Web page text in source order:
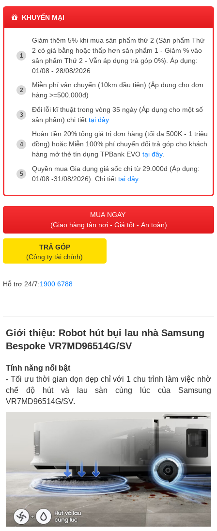
KHUYẾN MẠI
Giảm thêm 5% khi mua sản phẩm thứ 2 (Sản phẩm Thứ
2 có giá bằng hoặc thấp hơn sản phẩm 1 - Giảm % vào
sản phẩm Thứ 2 - Vẫn áp dụng trả góp 0%). Áp dụng:
01/08 - 28/08/2026
Miễn phí vận chuyển (10km đầu tiên) (Áp dụng cho đơn
hàng >=500.000đ)
Đổi lỗi kĩ thuật trong vòng 35 ngày (Áp dụng cho một số
sản phẩm) chi tiết tại đây
Hoàn tiền 20% tổng giá trị đơn hàng (tối đa 500K - 1 triệu
đồng) hoặc Miễn 100% phí chuyển đổi trả góp cho khách
hàng mở thẻ tín dụng TPBank EVO tại đây.
Quyền mua Gia dụng giá sốc chỉ từ 29.000đ (Áp dụng:
01/08 -31/08/2026). Chi tiết tại đây.
MUA NGAY
(Giao hàng tận nơi - Giá tốt - An toàn)
TRẢ GÓP
(Công ty tài chính)
Hỗ trợ 24/7:1900 6788
Giới thiệu: Robot hút bụi lau nhà Samsung
Bespoke VR7MD96514G/SV
Tính năng nổi bật
- Tối ưu thời gian dọn dẹp chỉ với 1 chu trình làm việc nhờ
chế độ hút và lau sàn cùng lúc của Samsung
VR7MD96514G/SV.